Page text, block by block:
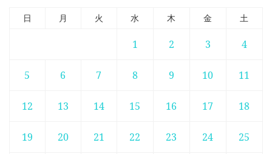
日 月 火 水 木 金 土
1 2 3 4
5 6 7 8 9 10 11
12 13 14 15 16 17 18
19 20 21 22 23 24 25